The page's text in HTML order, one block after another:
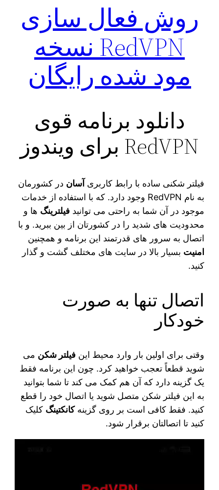
روش فعال سازی
RedVPN نسخه
مود شده رایگان
دانلود برنامه قوی
RedVPN برای ویندوز
فیلتر شکنی ساده با رابط کاربری آسان در کشورمان
به نام RedVPN وجود دارد. که با استفاده از خدمات
موجود در آن شما به راحتی می‌ توانید فیلترینگ‌ ها و
محدودیت‌ های شدید را در کشورتان از بین ببرید. و با
اتصال به سرور های قدرتمند این برنامه و همچنین
امنیت بسیار بالا در سایت‌ های مختلف گشت و گذار
کنید.
اتصال تنها به صورت
خودکار
وقتی برای اولین بار وارد محیط این فیلتر شکن می‌
شوید قطعاً تعجب خواهید کرد. چون این برنامه فقط
یک گزینه دارد که آن هم کمک می‌ کند تا شما بتوانید
به این فیلتر شکن متصل شوید یا اتصال خود را قطع
کنید. فقط کافی است بر روی گزینهکانکتینگ کلیک
کنید تا اتصالتان برقرار شود.